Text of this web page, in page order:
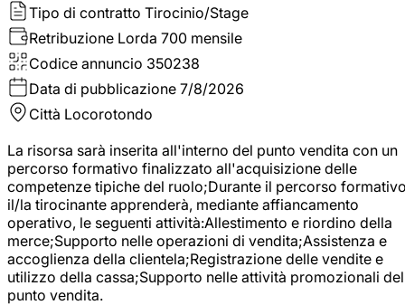
Tipo di contratto Tirocinio/Stage
Retribuzione Lorda 700 mensile
Codice annuncio 350238
Data di pubblicazione 7/8/2026
Città Locorotondo
La risorsa sarà inserita all'interno del punto vendita con un
percorso formativo finalizzato all'acquisizione delle
competenze tipiche del ruolo;Durante il percorso
il/la tirocinante apprenderà, mediante affiancamento
operativo, le seguenti attività:Allestimento e riordino della
merce;Supporto nelle operazioni di vendita;Assistenza e
accoglienza della clientela;Registrazione delle vendite e
utilizzo della cassa;Supporto nelle attività promozionali del
punto vendita.